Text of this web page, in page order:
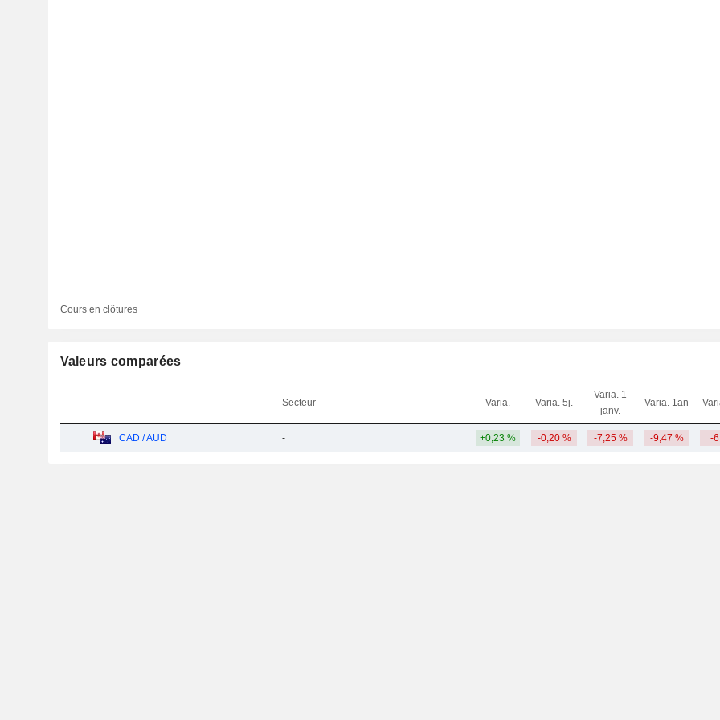
Cours en clôtures
Valeurs comparées
Secteur Varia. Varia. 5j.
Varia. 1
janv.
Varia. 1an
CAD / AUD - +0,23 % -0,20 % -7,25 % -9,47 % -